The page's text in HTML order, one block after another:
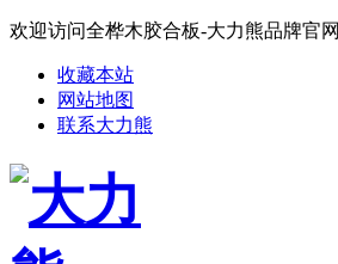
欢迎访问全桦木胶合板-大力熊品牌官网
收藏本站
网站地图
联系大力熊